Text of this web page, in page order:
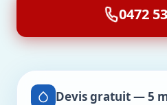
0472
Devis gratuit — 5